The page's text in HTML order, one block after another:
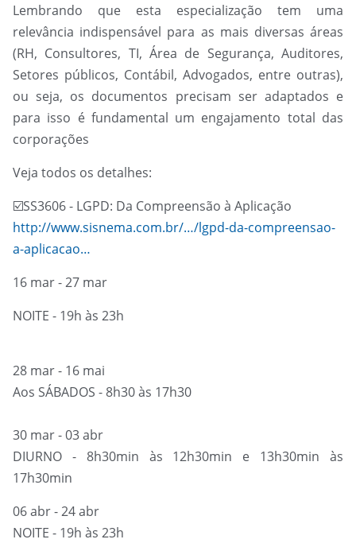
Lembrando que esta especialização tem uma
relevância indispensável para as mais diversas áreas
(RH, Consultores, TI, Área de Segurança, Auditores,
Setores públicos, Contábil, Advogados, entre outras),
ou seja, os documentos precisam ser adaptados e
para isso é fundamental um engajamento total das
corporações
Veja todos os detalhes:
☑️SS3606 - LGPD: Da Compreensão à Aplicação
http://www.sisnema.com.br/…/lgpd-da-compreensao-
a-aplicacao…
16 mar - 27 mar
NOITE - 19h às 23h
28 mar - 16 mai
Aos SÁBADOS - 8h30 às 17h30
30 mar - 03 abr
DIURNO - 8h30min às 12h30min e 13h30min às
17h30min
06 abr - 24 abr
NOITE - 19h às 23h